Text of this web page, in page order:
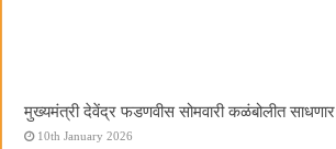
मुख्यमंत्री देवेंद्र फडणवीस सोमवारी कळंबोलीत
10th January 2026